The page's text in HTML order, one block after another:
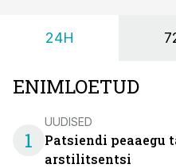
24H
ENIMLOETUD
1
UUDISED
Patsiendi peaaegu
arstilitsentsi